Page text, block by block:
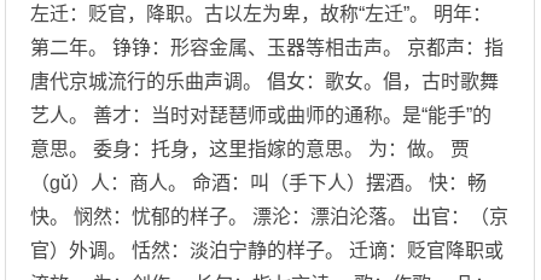
左迁：贬官，降职。古以左为卑，故称“左迁”。 明年：
第二年。 铮铮：形容金属、玉器等相击声。 京都声：指
唐代京城流行的乐曲声调。 倡女：歌女。倡，古时歌舞
艺人。 善才：当时对琵琶师或曲师的通称。是“能手”的
意思。 委身：托身，这里指嫁的意思。 为：做。 贾
（gǔ）人：商人。 命酒：叫（手下人）摆酒。 快：畅
快。 悯然：忧郁的样子。 漂沦：漂泊沦落。 出官：（京
官）外调。 恬然：淡泊宁静的样子。 迁谪：贬官降职或